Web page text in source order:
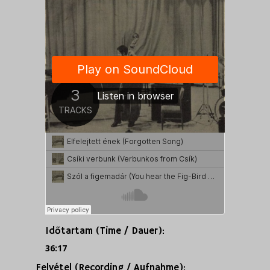
Időtartam (Time / Dauer):
36:17